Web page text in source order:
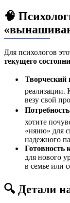
🧠
Для психологов
текущего
Творческий
реализации.
везу свой
хотите
«няню» для
надежного
Готовность
для нового
в семье или
🔍 Детали